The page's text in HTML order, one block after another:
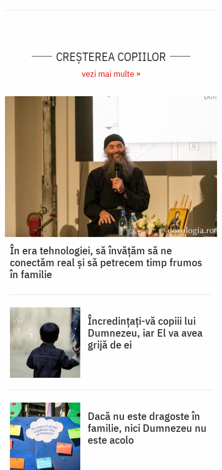
CREŞTEREA COPIILOR
vezi mai multe »
În era tehnologiei, să învățăm să ne
conectăm real și să petrecem timp frumos
în familie
Încredințați-vă copiii lui
Dumnezeu, iar El va avea
grijă de ei
Dacă nu este dragoste în
familie, nici Dumnezeu nu
este acolo